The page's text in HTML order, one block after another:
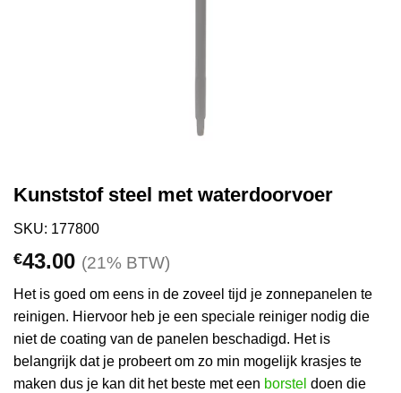
Kunststof steel met waterdoorvoer
SKU: 177800
€43.00 (21% BTW)
Het is goed om eens in de zoveel tijd je zonnepanelen te
reinigen. Hiervoor heb je een speciale reiniger nodig die
niet de coating van de panelen beschadigd. Het is
belangrijk dat je probeert om zo min mogelijk krasjes te
maken dus je kan dit het beste met een borstel doen die